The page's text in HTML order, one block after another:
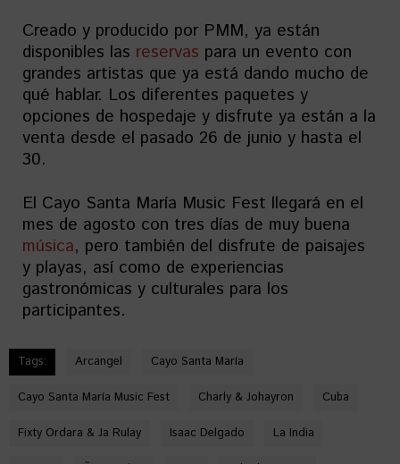
Creado y producido por PMM, ya están
disponibles las reservas para un evento con
grandes artistas que ya está dando mucho de
qué hablar. Los diferentes paquetes y
opciones de hospedaje y disfrute ya están a la
venta desde el pasado 26 de junio y hasta el
30.
El Cayo Santa María Music Fest llegará en el
mes de agosto con tres días de muy buena
música, pero también del disfrute de paisajes
y playas, así como de experiencias
gastronómicas y culturales para los
participantes.
Tags: Arcangel Cayo Santa María
Cayo Santa María Music Fest Charly & Johayron Cuba
Fixty Ordara & Ja Rulay Isaac Delgado La India